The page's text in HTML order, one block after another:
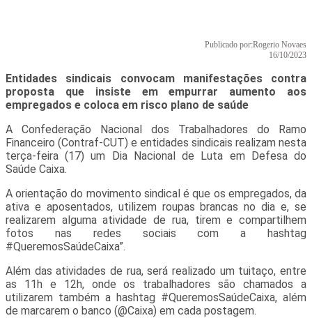
Publicado por:Rogerio Novaes
16/10/2023
Entidades sindicais convocam manifestações contra
proposta que insiste em empurrar aumento aos
empregados e coloca em risco plano de saúde
A Confederação Nacional dos Trabalhadores do Ramo
Financeiro (Contraf-CUT) e entidades sindicais realizam nesta
terça-feira (17) um Dia Nacional de Luta em Defesa do
Saúde Caixa.
A orientação do movimento sindical é que os empregados, da
ativa e aposentados, utilizem roupas brancas no dia e, se
realizarem alguma atividade de rua, tirem e compartilhem
fotos nas redes sociais com a hashtag
#QueremosSaúdeCaixa”.
Além das atividades de rua, será realizado um tuitaço, entre
as 11h e 12h, onde os trabalhadores são chamados a
utilizarem também a hashtag #QueremosSaúdeCaixa, além
de marcarem o banco (@Caixa) em cada postagem.